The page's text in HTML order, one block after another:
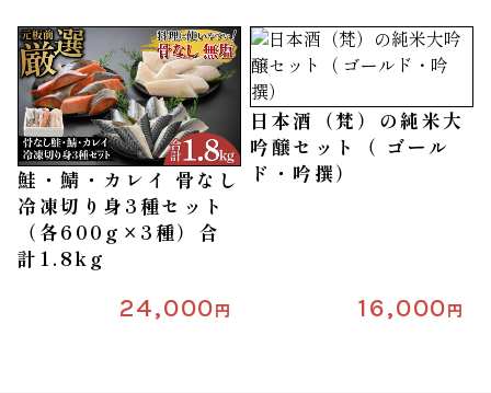
鮭・鯖・カレイ 骨なし
冷凍切り身3種セット
（各600g×3種）合
計1.8kg
24,000円
日本酒（梵）の純米大
吟醸セット（ ゴール
ド・吟撰）
16,000円